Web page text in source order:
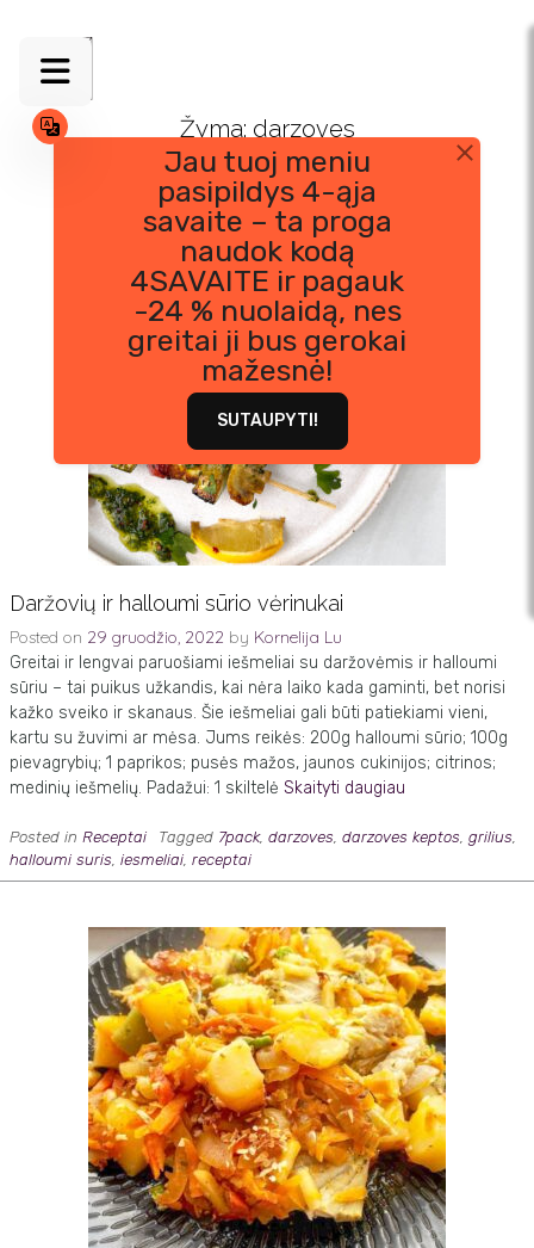
content
Jau tuoj meniu
pasipildys 4-ąja
savaite – ta proga
naudok kodą
4SAVAITE ir pagauk
-24 % nuolaidą, nes
greitai ji bus gerokai
mažesnė!
SUTAUPYTI!
Žyma: darzoves
Daržovių ir halloumi sūrio vėrinukai
Posted on 29 gruodžio, 2022 by Kornelija Lu
Greitai ir lengvai paruošiami iešmeliai su daržovėmis ir halloumi
sūriu – tai puikus užkandis, kai nėra laiko kada gaminti, bet norisi
kažko sveiko ir skanaus. Šie iešmeliai gali būti patiekiami vieni,
kartu su žuvimi ar mėsa. Jums reikės: 200g halloumi sūrio; 100g
pievagrybių; 1 paprikos; pusės mažos, jaunos cukinijos; citrinos;
medinių iešmelių. Padažui: 1 skiltelė Skaityti daugiau
Posted in Receptai Tagged 7pack, darzoves, darzoves keptos, grilius,
halloumi suris, iesmeliai, receptai